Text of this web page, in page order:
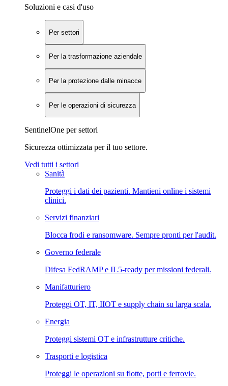
Soluzioni e casi d'uso
Per settori
Per la trasformazione aziendale
Per la protezione dalle minacce
Per le operazioni di sicurezza
SentinelOne per settori
Sicurezza ottimizzata per il tuo settore.
Vedi tutti i settori
Sanità
Proteggi i dati dei pazienti. Mantieni online i sistemi
clinici.
Servizi finanziari
Blocca frodi e ransomware. Sempre pronti per l'audit.
Governo federale
Difesa FedRAMP e IL5-ready per missioni federali.
Manifatturiero
Proteggi OT, IT, IIOT e supply chain su larga scala.
Energia
Proteggi sistemi OT e infrastrutture critiche.
Trasporti e logistica
Proteggi le operazioni su flotte, porti e ferrovie.